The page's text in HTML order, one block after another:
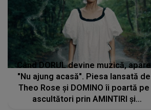
Când DORUL devine muzică, apare
"Nu ajung acasă". Piesa lansată de
Theo Rose și DOMINO îi poartă pe
ascultători prin AMINTIRI și